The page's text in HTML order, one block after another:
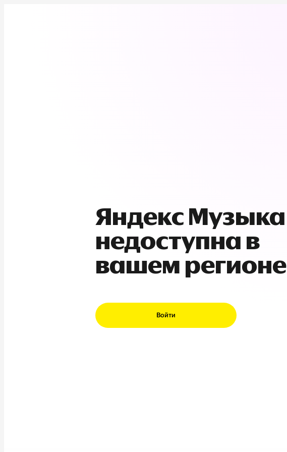
Яндекс Музыка
недоступна в
вашем регионе
Войти